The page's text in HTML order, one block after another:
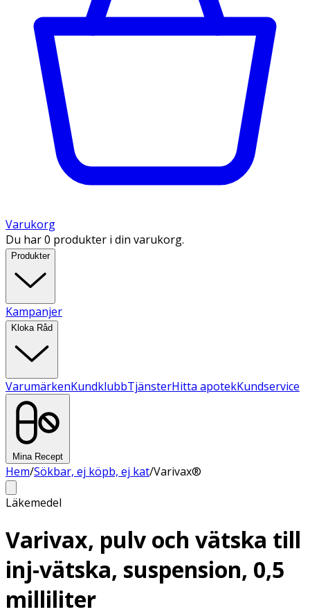
Varukorg
Du har 0 produkter i din varukorg.
Produkter
Kampanjer
Kloka Råd
VarumärkenKundklubbTjänsterHitta apotekKundservice
Mina Recept
Hem/Sökbar, ej köpb, ej kat/Varivax®
Läkemedel
Varivax, pulv och vätska till
inj-vätska, suspension, 0,5
milliliter